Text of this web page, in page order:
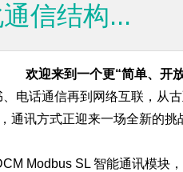
信结构...
欢迎来到一个更“简单、开
电话通信再到网络互联，从
，通讯方式正迎来一场全新的
Modbus SL 智能通讯模块